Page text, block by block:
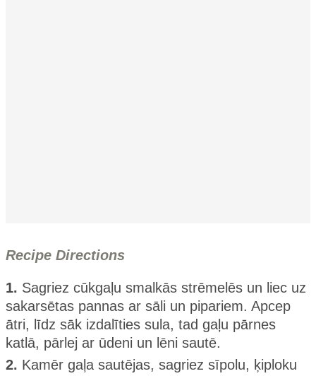
Recipe Directions
1. Sagriez cūkgaļu smalkās strēmelēs un liec uz
sakarsētas pannas ar sāli un pipariem. Apcep
ātri, līdz sāk izdalīties sula, tad gaļu pārnes
katlā, pārlej ar ūdeni un lēni sautē.
2. Kamēr gaļa sautējas, sagriez sīpolu, ķiploku